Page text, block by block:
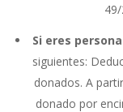
Si eres
siguientes:
donados. A
donado por